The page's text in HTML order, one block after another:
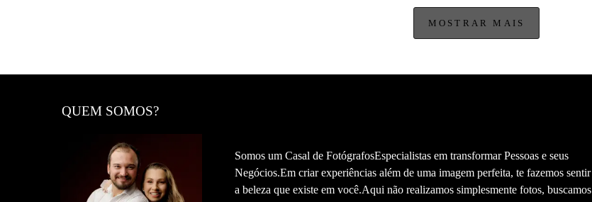
MOSTRAR MAIS
QUEM SOMOS?
Somos um Casal de FotógrafosEspecialistas em transformar Pessoas e seus
Negócios.Em criar experiências além de uma imagem perfeita, te fazemos sentir
a beleza que existe em você.Aqui não realizamos simplesmente fotos, buscamos